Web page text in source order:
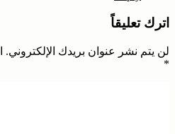
اترك تعليقاً
لن يتم نشر عنوان بريدك الإلكتروني.
*